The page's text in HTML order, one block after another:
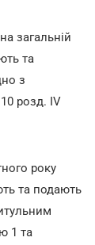
загальній
та
з
розд. IV
року
та подають
1 та